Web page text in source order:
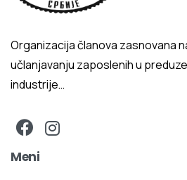
Organizacija članova zasnovana
učlanjavanju zaposlenih u
industrije…
Meni